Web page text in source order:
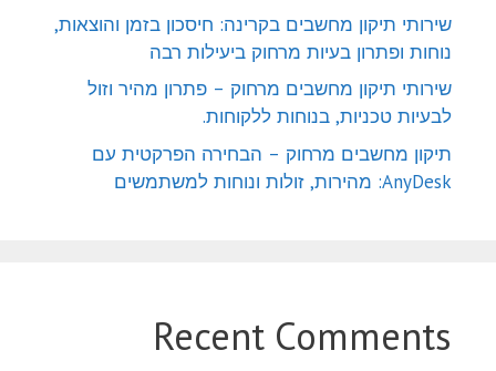
שירותי תיקון מחשבים בקרינה: חיסכון בזמן והוצאות,
נוחות ופתרון בעיות מרחוק ביעילות רבה
שירותי תיקון מחשבים מרחוק – פתרון מהיר וזול
לבעיות טכניות, בנוחות ללקוחות.
תיקון מחשבים מרחוק – הבחירה הפרקטית עם
AnyDesk: מהירות, זולות ונוחות למשתמשים
Recent Comments